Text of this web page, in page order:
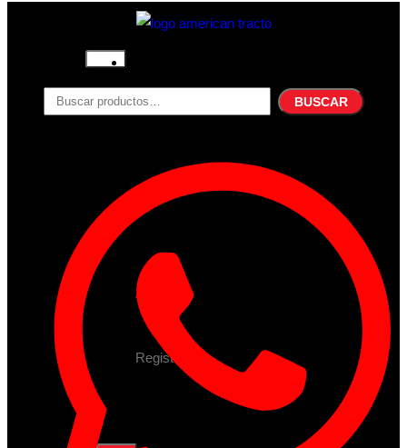
Nosotros
Productos
Refrigerante
Lubricantes
Contacto
Acceder
Iniciar Sesion
Registro
Restablecer la contraseña
BUSCAR